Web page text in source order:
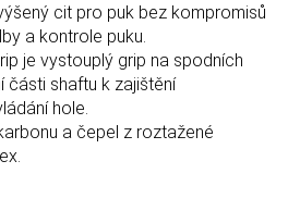
cit pro puk bez kompromisů
a kontrole puku.
je vystouplý grip na spodních
části shaftu k zajištění
hole.
a čepel z roztažené